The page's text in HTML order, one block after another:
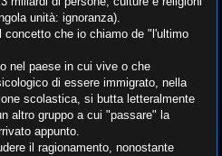
unità: ignoranza).
concetto che io chiamo de "l'ultimo
nel paese in cui vive o che
di essere immigrato, nella
scolastica, si butta letteralmente
altro gruppo a cui "passare" la
appunto.
il ragionamento, nonostante